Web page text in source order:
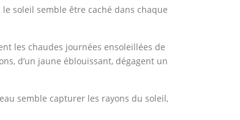
soleil semble être caché dans chaque
les chaudes journées ensoleillées de
d’un jaune éblouissant, dégagent un
semble capturer les rayons du soleil,